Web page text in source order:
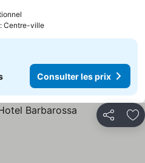
les prix
Centre-ville
Consulter les prix
Partager